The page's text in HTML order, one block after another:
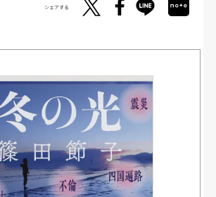
シェアする